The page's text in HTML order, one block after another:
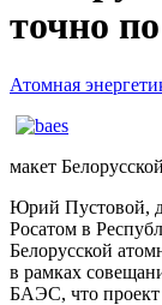
точно
Атомная
макет
Юрий Пустовой,
Росатом в
Белорусской
в рамках
БАЭС, что проект